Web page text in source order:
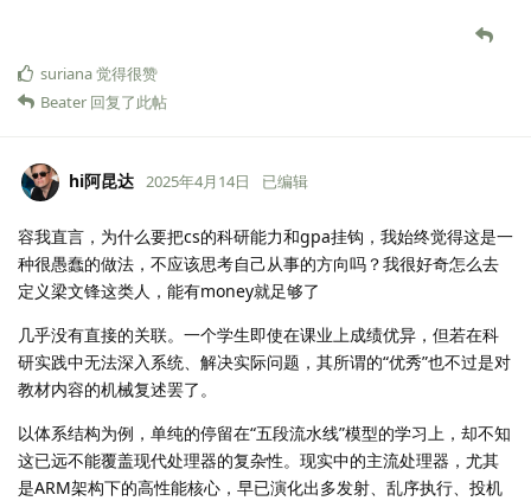
suriana觉得很赞
Beater 回复了此帖
hi阿昆达 2025年4月14日 已编辑
容我直言，为什么要把cs的科研能力和gpa挂钩，我始终觉得这是一
种很愚蠢的做法，不应该思考自己从事的方向吗？我很好奇怎么去
定义梁文锋这类人，能有money就足够了
几乎没有直接的关联。一个学生即使在课业上成绩优异，但若在科
研实践中无法深入系统、解决实际问题，其所谓的“优秀”也不过是对
教材内容的机械复述罢了。
以体系结构为例，单纯的停留在“五段流水线”模型的学习上，却不知
这已远不能覆盖现代处理器的复杂性。现实中的主流处理器，尤其
是ARM架构下的高性能核心，早已演化出多发射、乱序执行、投机